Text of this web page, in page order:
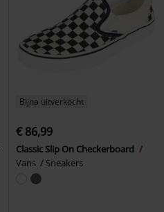
Bijna uitverkocht
€ 86,99
Classic Slip On Checkerboard
Vans
Sneakers